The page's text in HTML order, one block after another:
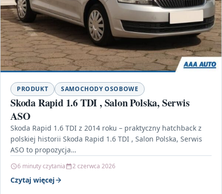
PRODUKT SAMOCHODY OSOBOWE
Skoda Rapid 1.6 TDI , Salon Polska, Serwis
ASO
Skoda Rapid 1.6 TDI z 2014 roku – praktyczny hatchback z
polskiej historii Skoda Rapid 1.6 TDI , Salon Polska, Serwis
ASO to propozycja…
6 minuty czytania 2 czerwca 2026
Czytaj więcej